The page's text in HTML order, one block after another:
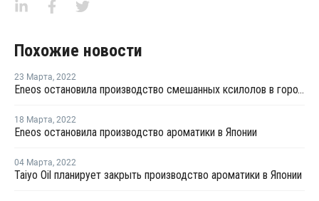
Похожие новости
23 Марта, 2022
Eneos остановила производство смешанных ксилолов в городе Итихаре
18 Марта, 2022
Eneos остановила производство ароматики в Японии
04 Марта, 2022
Taiyo Oil планирует закрыть производство ароматики в Японии